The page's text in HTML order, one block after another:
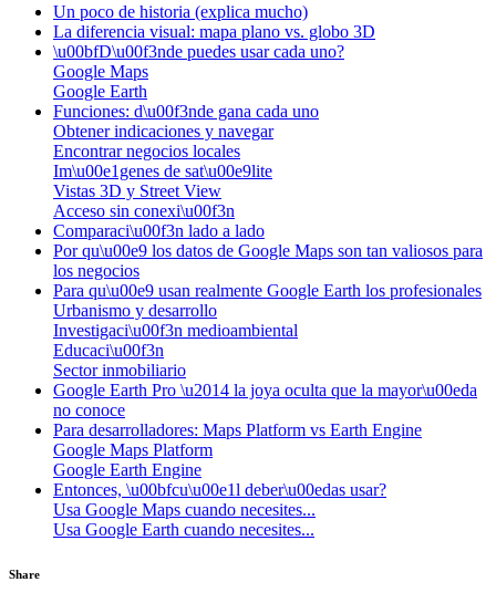
Un poco de historia (explica mucho)
La diferencia visual: mapa plano vs. globo 3D
\u00bfD\u00f3nde puedes usar cada uno?
Google Maps
Google Earth
Funciones: d\u00f3nde gana cada uno
Obtener indicaciones y navegar
Encontrar negocios locales
Im\u00e1genes de sat\u00e9lite
Vistas 3D y Street View
Acceso sin conexi\u00f3n
Comparaci\u00f3n lado a lado
Por qu\u00e9 los datos de Google Maps son tan valiosos para
los negocios
Para qu\u00e9 usan realmente Google Earth los profesionales
Urbanismo y desarrollo
Investigaci\u00f3n medioambiental
Educaci\u00f3n
Sector inmobiliario
Google Earth Pro \u2014 la joya oculta que la mayor\u00eda
no conoce
Para desarrolladores: Maps Platform vs Earth Engine
Google Maps Platform
Google Earth Engine
Entonces, \u00bfcu\u00e1l deber\u00edas usar?
Usa Google Maps cuando necesites...
Usa Google Earth cuando necesites...
Share